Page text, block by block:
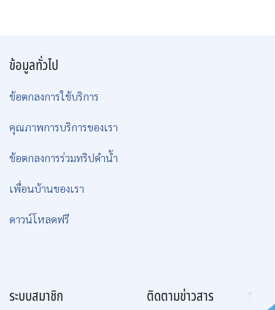
ข้อมูลทั่วไป
ข้อตกลงการใช้บริการ
คุณภาพการบริการของเรา
ข้อตกลงการร่วมทริปดำน้ำ
เพื่อนบ้านของเรา
ดาวน์โหลดฟรี
ระบบสมาชิก ติดตามข่าวสาร